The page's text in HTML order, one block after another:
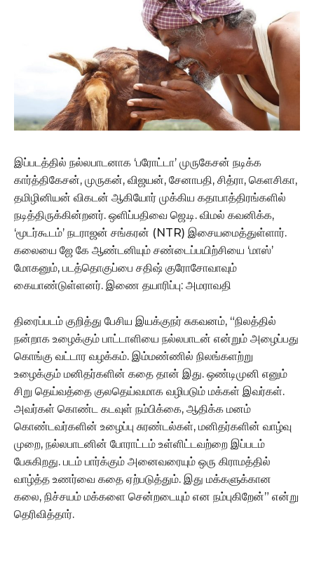
இப்படத்தில் நல்லபாடனாக ‘பரோட்டா’ முருகேசன் நடிக்க
கார்த்திகேசன், முருகன், விஜயன், சேனாபதி, சித்ரா, கெளசிகா,
தமிழினியன் விகடன் ஆகியோர் முக்கிய கதாபாத்திரங்களில்
நடித்திருக்கின்றனர். ஒளிப்பதிவை ஜெ.டி. விமல் கவனிக்க,
‘மூடர்கூடம்’ நடராஜன் சங்கரன் (NTR) இசையமைத்துள்ளார்.
கலையை ஜே கே ஆண்டனியும் சண்டைப்பயிற்சியை ‘மாஸ்’
மோகனும், படத்தொகுப்பை சதிஷ் குரோசோவாவும்
கையாண்டுள்ளனர். இணை தயாரிப்பு: அமராவதி
திரைப்படம் குறித்து பேசிய இயக்குநர் சுகவனம், “நிலத்தில்
நன்றாக உழைக்கும் பாட்டாளியை நல்லபாடன் என்றும் அழைப்பது
கொங்கு வட்டார வழக்கம். இம்மண்ணில் நிலங்களற்று
உழைக்கும் மனிதர்களின் கதை தான் இது. ஒண்டிமுனி எனும்
சிறு தெய்வத்தை குலதெய்வமாக வழிபடும் மக்கள் இவர்கள்.
அவர்கள் கொண்ட கடவுள் நம்பிக்கை, ஆதிக்க மனம்
கொண்டவர்களின் உழைப்பு சுரண்டல்கள், மனிதர்களின் வாழ்வு
முறை, நல்லபாடனின் போராட்டம் உள்ளிட்டவற்றை இப்படம்
பேசுகிறது. படம் பார்க்கும் அனைவரையும் ஒரு கிராமத்தில்
வாழ்த்த உணர்வை கதை ஏற்படுத்தும். இது மக்களுக்கான
கலை, நிச்சயம் மக்களை சென்றடையும் என நம்புகிறேன்” என்று
தெரிவித்தார்.